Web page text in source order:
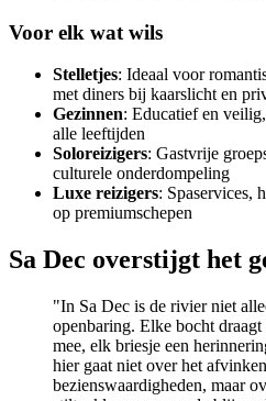
Voor elk wat wils
Stelletjes: Ideaal voor
met diners bij kaarslicht en
Gezinnen: Educatief en
alle leeftijden
Soloreizigers: Gastvrije
culturele onderdompeling
Luxe reizigers: Spaservices,
op premiumschepen
Sa Dec overstijgt het
"In Sa Dec is de rivier niet
openbaring. Elke bocht draagt
mee, elk briesje een
hier gaat niet over het
bezienswaardigheden, maar